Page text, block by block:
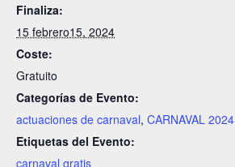
Finaliza:
15 febrero15, 2024
Coste:
Gratuito
Categorías de Evento:
actuaciones de carnaval, CARNAVAL 2024
Etiquetas del Evento:
carnaval gratis